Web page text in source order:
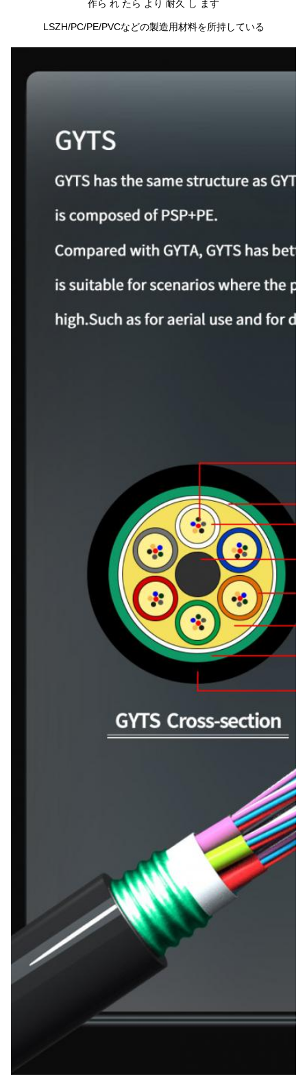
作ら れ たら より 耐久 し ます
LSZH/PC/PE/PVCなどの製造用材料を所持している